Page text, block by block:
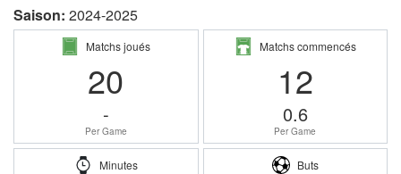
Saison: 2024-2025
Matchs joués
20
-
Per Game
Matchs commencés
12
0.6
Per Game
Minutes Buts